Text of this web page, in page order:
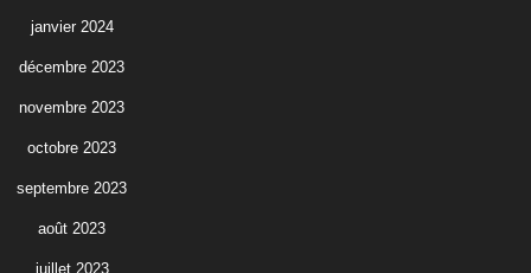
janvier 2024
décembre 2023
novembre 2023
octobre 2023
septembre 2023
août 2023
juillet 2023